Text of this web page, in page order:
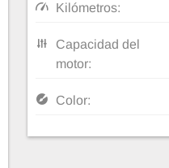
Kilómetros:
Capacidad del
motor:
Color: